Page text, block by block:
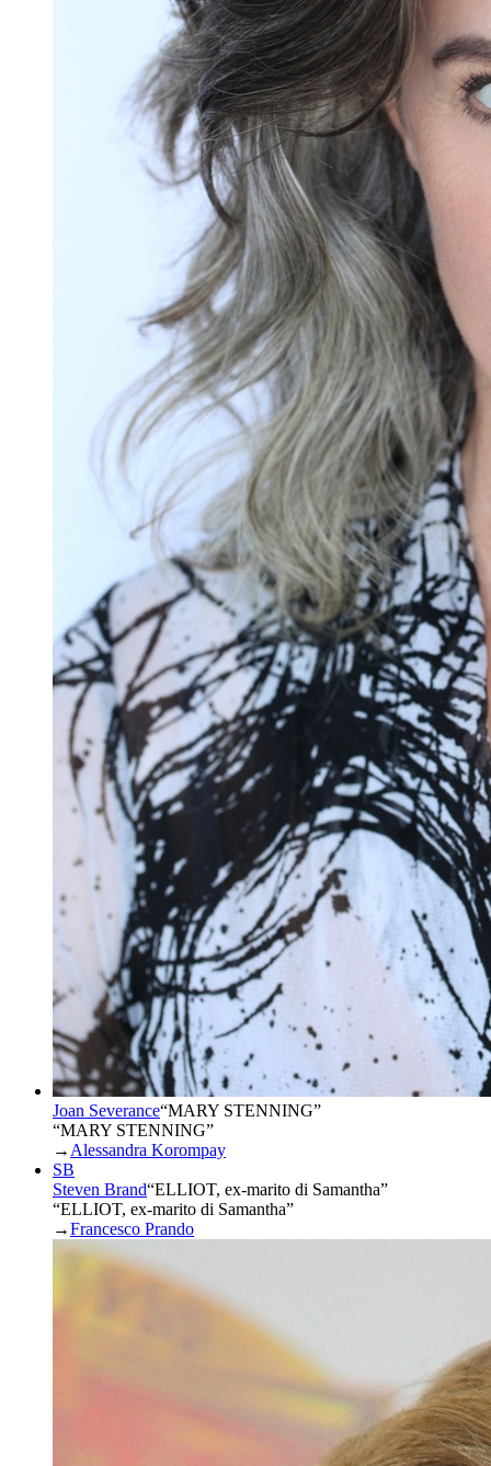
Joan Severance“MARY STENNING”
“MARY STENNING”
→ Alessandra Korompay
SB
Steven Brand“ELLIOT, ex-marito di Samantha”
“ELLIOT, ex-marito di Samantha”
→Francesco Prando